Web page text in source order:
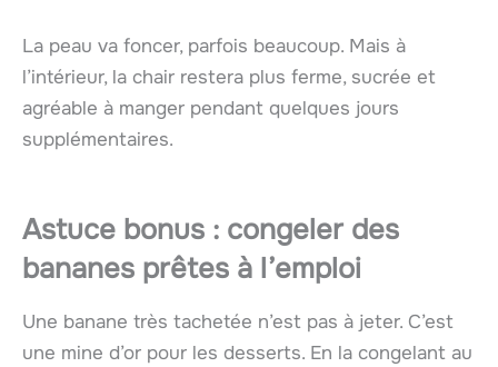
La peau va foncer, parfois beaucoup. Mais à
l’intérieur, la chair restera plus ferme, sucrée et
agréable à manger pendant quelques jours
supplémentaires.
Astuce bonus : congeler des
bananes prêtes à l’emploi
Une banane très tachetée n’est pas à jeter. C’est
une mine d’or pour les desserts. En la congelant au